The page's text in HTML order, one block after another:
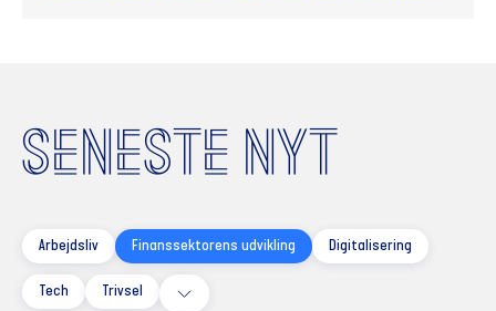
SENESTE NYT
Arbejdsliv Finanssektorens udvikling Digitalisering
Tech Trivsel